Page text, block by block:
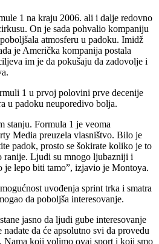
1 na kraju 2006. ali i dalje redovno
On je sada pohvalio kompaniju
atmosferu u padoku. Imidž
je Američka kompanija postala
im je da pokušaju da zadovolje i
1 u prvoj polovini prve decenije
u padoku neuporedivo bolja.
stanju. Formula 1 je veoma
Media preuzela vlasništvo. Bilo je
padok, prosto se šokirate koliko je to
ranije. Ljudi su mnogo ljubazniji i
je lepo biti tamo”, izjavio je Montoya.
uvođenja sprint trka i smatra
da poboljša interesovanje.
jasno da ljudi gube interesovanje
da će apsolutno svi da provedu
Nama koji volimo ovaj sport i koji smo